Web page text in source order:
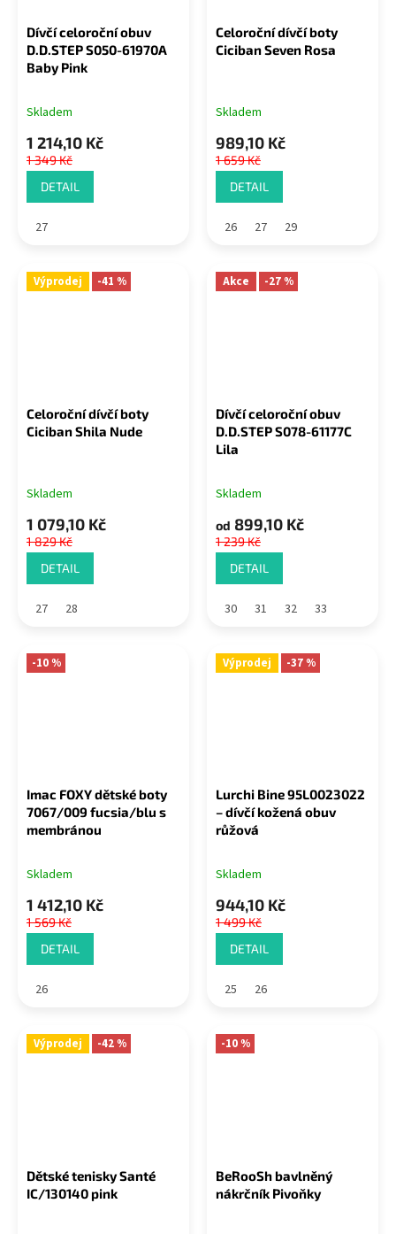
Dívčí celoroční obuv
D.D.STEP S050-61970A
Baby Pink
Skladem
1 214,10 Kč
1 349 Kč
DETAIL
27
Celoroční dívčí boty
Ciciban Seven Rosa
Skladem
989,10 Kč
1 659 Kč
DETAIL
26 27 29
Výprodej -41 %
Celoroční dívčí boty
Ciciban Shila Nude
Skladem
1 079,10 Kč
1 829 Kč
DETAIL
27 28
Akce -27 %
Dívčí celoroční obuv
D.D.STEP S078-61177C
Lila
Skladem
od 899,10 Kč
1 239 Kč
DETAIL
30 31 32 33
-10 %
Imac FOXY dětské boty
7067/009 fucsia/blu s
membránou
Skladem
1 412,10 Kč
1 569 Kč
DETAIL
26
Výprodej -37 %
Lurchi Bine 95L0023022
– dívčí kožená obuv
růžová
Skladem
944,10 Kč
1 499 Kč
DETAIL
25 26
Výprodej -42 %
Dětské tenisky Santé
IC/130140 pink
-10 %
BeRooSh bavlněný
nákrčník Pivoňky